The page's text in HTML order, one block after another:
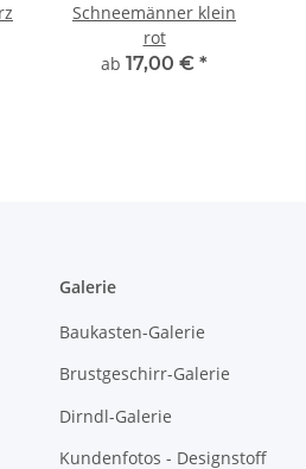
Schneemänner klein
rot
ab 17,00 € *
Galerie
Baukasten-Galerie
Brustgeschirr-Galerie
Dirndl-Galerie
Kundenfotos - Designstoff